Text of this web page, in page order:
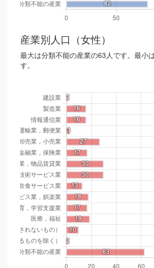
産業別人口（女性）
最大は分類不能の産業の63人です。最小
す。